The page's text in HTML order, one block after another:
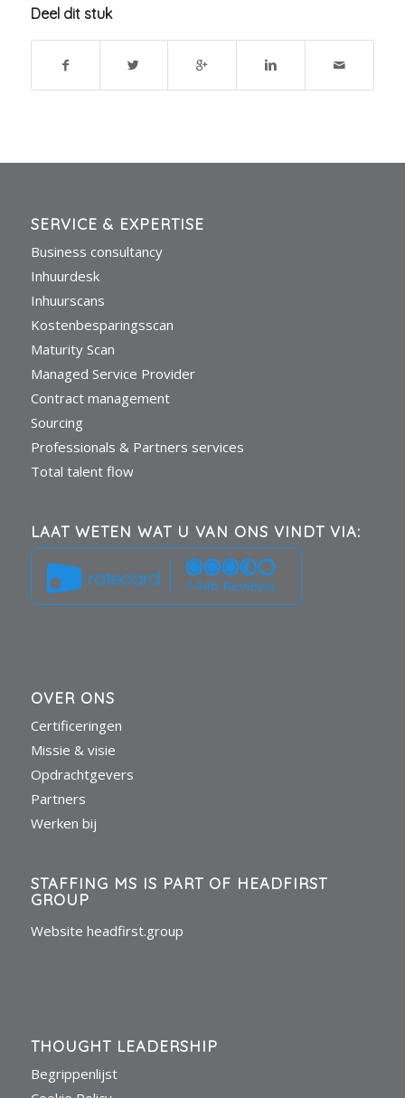
Deel dit stuk
SERVICE & EXPERTISE
Business consultancy
Inhuurdesk
Inhuurscans
Kostenbesparingsscan
Maturity Scan
Managed Service Provider
Contract management
Sourcing
Professionals & Partners services
Total talent flow
LAAT WETEN WAT U VAN ONS VINDT VIA:
1446 Reviews
OVER ONS
Certificeringen
Missie & visie
Opdrachtgevers
Partners
Werken bij
STAFFING MS IS PART OF HEADFIRST
GROUP
Website headfirst.group
THOUGHT LEADERSHIP
Begrippenlijst